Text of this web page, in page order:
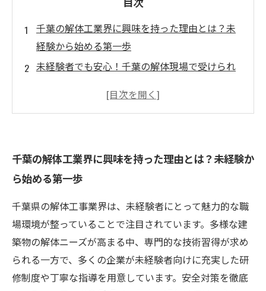
千葉の解体工業界に興味を持った理由とは？未
経験から始める第一歩
未経験者でも安心！千葉の解体現場で受けられ
解体作業で学ぶ安全管理とチームワーク、千葉
アを築くための具体的な方法
未経験からプロへ。千葉の解体業界で見つけた
働きやすさと将来性の魅力
千葉で未経験歓迎の解体工求人が増加中！今が
チャンスの理由とは？
解体工の仕事を未経験から始めるなら千葉がお
すすめな5つのポイント
千葉の解体工業界に興味を持った理由とは？未経験か
ら始める第一歩
千葉県の解体工事業界は、未経験者にとって魅力的な職
場環境が整っていることで注目されています。多様な建
築物の解体ニーズが高まる中、専門的な技術習得が求め
られる一方で、多くの企業が未経験者向けに充実した研
修制度や丁寧な指導を用意しています。安全対策を徹底